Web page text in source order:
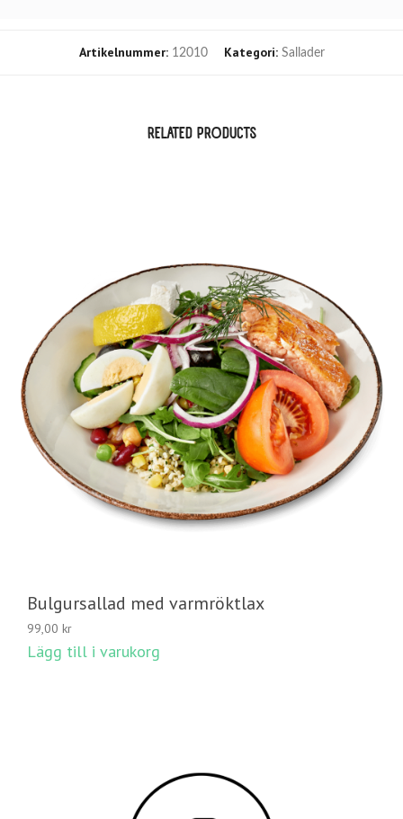
Artikelnummer: 12010 Kategori: Sallader
RELATED PRODUCTS
Bulgursallad med varmröktlax
99,00 kr
Lägg till i varukorg